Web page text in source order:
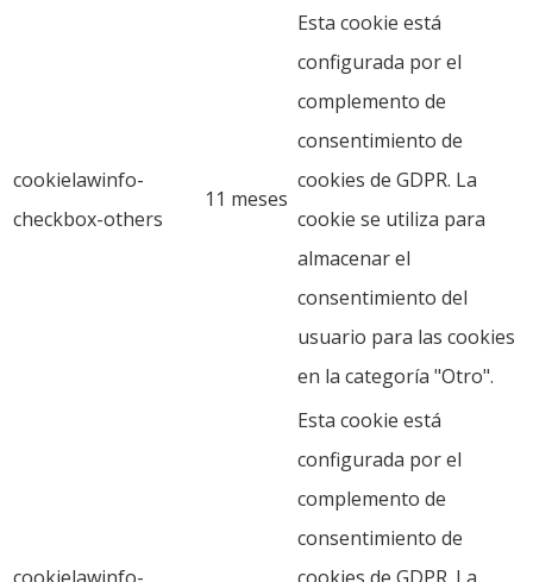
cookielawinfo-
checkbox-others
11 meses
Esta cookie está
configurada por el
complemento de
consentimiento de
cookies de GDPR. La
cookie se utiliza para
almacenar el
consentimiento del
usuario para las cookies
en la categoría "Otro".
Esta cookie está
configurada por el
complemento de
consentimiento de